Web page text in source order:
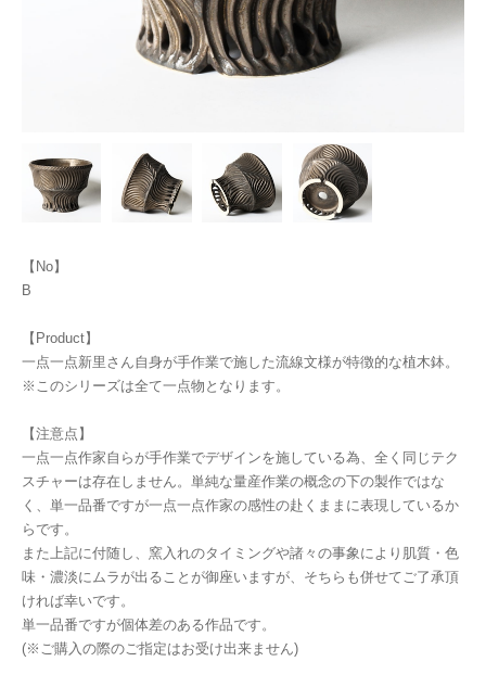
【No】
B
【Product】
一点一点新里さん自身が手作業で施した流線文様が特徴的な植木鉢。
※このシリーズは全て一点物となります。
【注意点】
一点一点作家自らが手作業でデザインを施している為、全く同じテク
スチャーは存在しません。単純な量産作業の概念の下の製作ではな
く、単一品番ですが一点一点作家の感性の赴くままに表現しているか
らです。
また上記に付随し、窯入れのタイミングや諸々の事象により肌質・色
味・濃淡にムラが出ることが御座いますが、そちらも併せてご了承頂
ければ幸いです。
単一品番ですが個体差のある作品です。
(※ご購入の際のご指定はお受け出来ません)